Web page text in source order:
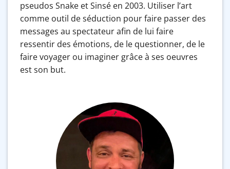
pseudos Snake et Sinsé en 2003. Utiliser l’art
comme outil de séduction pour faire passer des
messages au spectateur afin de lui faire
ressentir des émotions, de le questionner, de le
faire voyager ou imaginer grâce à ses oeuvres
est son but.